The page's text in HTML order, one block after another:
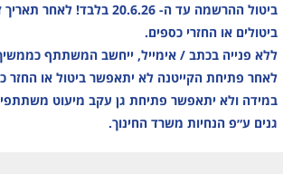
ביטול ההרשמה עד ה- 20.6.26 בלבד!
ביטולים או החזרי כספים.
ללא פנייה בכתב / אימייל, ייחשב המשתתף
לאחר פתיחת הקייטנה לא יתאפשר ביטול או החזר
במידה ולא יתאפשר פתיחת גן עקב מיעוט
גנים ע״פ הנחיות משרד החינוך.